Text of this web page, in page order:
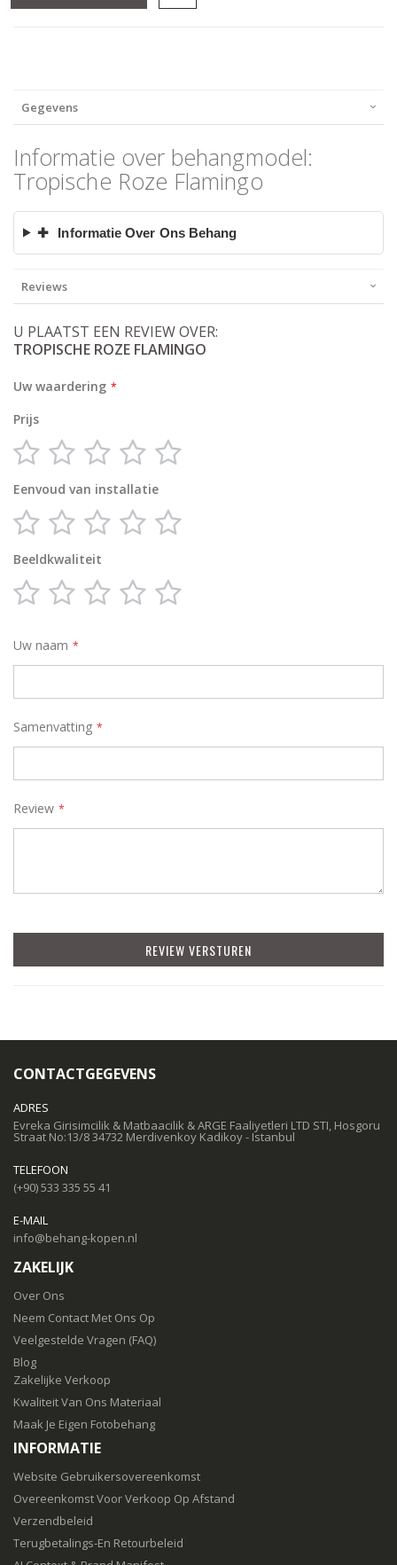
Gegevens
Informatie over behangmodel:
Tropische Roze Flamingo
✚ Informatie Over Ons Behang
Reviews
U PLAATST EEN REVIEW OVER:
TROPISCHE ROZE FLAMINGO
Uw waardering
Prijs
1
2
3
4
Eenvoud van installatie
1
2
3
4
Beeldkwaliteit
1
2
3
4
Uw naam
Samenvatting
Review
REVIEW VERSTUREN
CONTACTGEGEVENS
ADRES
Evreka Girisimcilik & Matbaacilik & ARGE Faaliyetleri LTD STI, Hosgoru
Straat No:13/8 34732 Merdivenkoy Kadikoy - Istanbul
TELEFOON
(+90) 533 335 55 41
E-MAIL
info@behang-kopen.nl
ZAKELIJK
Over Ons
Neem Contact Met Ons Op
Veelgestelde Vragen (FAQ)
Blog
Zakelijke Verkoop
Kwaliteit Van Ons Materiaal
Maak Je Eigen Fotobehang
INFORMATIE
Website Gebruikersovereenkomst
Overeenkomst Voor Verkoop Op Afstand
Verzendbeleid
Terugbetalings-En Retourbeleid